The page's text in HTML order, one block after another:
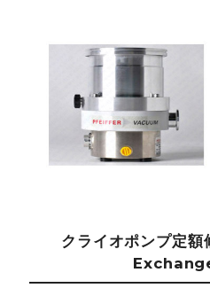
クライオポンプ